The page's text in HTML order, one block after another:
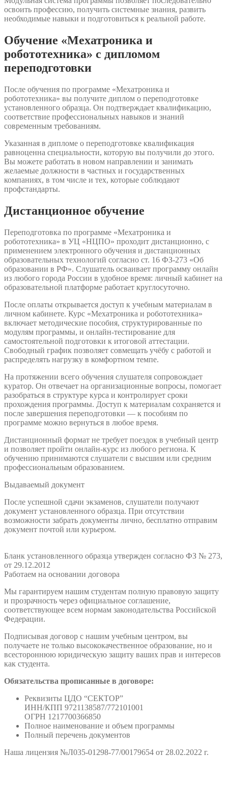
освоить профессию, получить системные знания, развить
необходимые навыки и подготовиться к реальной работе.
Обучение «Мехатроника и
робототехника» с дипломом
переподготовки
После обучения по программе «Мехатроника и
робототехника» вы получите диплом о переподготовке
установленного образца. Он подтверждает квалификацию,
соответствие профессиональных навыков и знаний
современным требованиям.
Указанная в дипломе о переподготовке квалификация
равноценна специальности, которую вы получили до этого.
Вы можете работать в новом направлении и занимать
желаемые должности в частных и государственных
компаниях, в том числе и тех, которые соблюдают
профстандарты.
Дистанционное обучение
Переподготовка по программе «Мехатроника и
робототехника» в УЦ «НЦПО» проходит дистанционно, с
применением электронного обучения и дистанционных
образовательных технологий согласно ст. 16 ФЗ-273 «Об
образовании в РФ». Слушатель осваивает программу онлайн
из любого города России в удобное время: личный кабинет на
образовательной платформе работает круглосуточно.
После оплаты открывается доступ к учебным материалам в
личном кабинете. Курс «Мехатроника и робототехника»
включает методические пособия, структурированные по
модулям программы, и онлайн-тестирование для
самостоятельной подготовки к итоговой аттестации.
Свободный график позволяет совмещать учёбу с работой и
распределять нагрузку в комфортном темпе.
На протяжении всего обучения слушателя сопровождает
куратор. Он отвечает на организационные вопросы, помогает
разобраться в структуре курса и контролирует сроки
прохождения программы. Доступ к материалам сохраняется и
после завершения переподготовки — к пособиям по
программе можно вернуться в любое время.
Дистанционный формат не требует поездок в учебный центр
и позволяет пройти онлайн-курс из любого региона. К
обучению принимаются слушатели с высшим или средним
профессиональным образованием.
Выдаваемый документ
После успешной сдачи экзаменов, слушатели получают
документ установленного образца. При отсутствии
возможности забрать документы лично, бесплатно отправим
документ почтой или курьером.
Бланк установленного образца утвержден согласно ФЗ № 273,
от 29.12.2012
Работаем на основании договора
Мы гарантируем нашим студентам полную правовую защиту
и прозрачность через официальное соглашение,
соответствующее всем нормам законодательства Российской
Федерации.
Подписывая договор с нашим учебным центром, вы
получаете не только высококачественное образование, но и
всестороннюю юридическую защиту ваших прав и интересов
как студента.
Обязательства прописанные в договоре:
Реквизиты ЦДО “СЕКТОР”
ИНН/КПП 9721138587/772101001
ОГРН 1217700366850
Полное наименование и объем программы
Полный перечень документов
Наша лицензия №Л035-01298-77/00179654 от 28.02.2022 г.